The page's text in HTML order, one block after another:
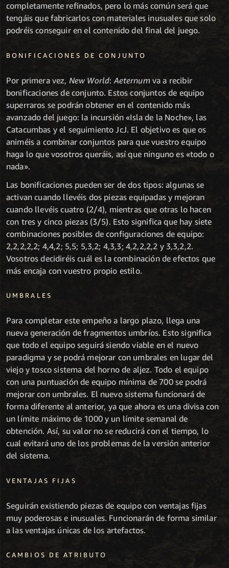
completamente refinados, pero lo más común será que
tengáis que fabricarlos con materiales inusuales que solo
podréis conseguir en el contenido del final del juego.
BONIFICACIONES DE CONJUNTO
Por primera vez, New World: Aeternumva a recibir
bonificaciones de conjunto. Estos conjuntos de equipo
superraros se podrán obtener en el contenido más
avanzado del juego: la incursión «Isla de la Noche», las
Catacumbas y el seguimiento JcJ. El objetivo es que os
animéis a combinar conjuntos para que vuestro equipo
haga lo que vosotros queráis, así que ninguno es «todo o
nada».
Las bonificaciones pueden ser de dos tipos: algunas se
activan cuando llevéis dos piezas equipadas y mejoran
cuando llevéis cuatro (2/4), mientras que otras lo hacen
con tres y cinco piezas (3/5). Esto significa que hay siete
combinaciones posibles de configuraciones de equipo:
2,2,2,2,2; 4,4,2; 5,5; 5,3,2; 4,3,3; 4,2,2,2,2 y 3,3,2,2.
Vosotros decidiréis cuál es la combinación de efectos que
más encaja con vuestro propio estilo.
UMBRALES
Para completar este empeño a largo plazo, llega una
nueva generación de fragmentos umbríos. Esto significa
que todo el equipo seguirá siendo viable en el nuevo
paradigma y se podrá mejorar con umbrales en lugar del
viejo y tosco sistema del horno de aljez. Todo el equipo
con una puntuación de equipo mínima de 700 se podrá
mejorar con umbrales. El nuevo sistema funcionará de
forma diferente al anterior, ya que ahora es una divisa con
un límite máximo de 1000 y un límite semanal de
obtención. Así, su valor no se reducirá con el tiempo, lo
cual evitará uno de los problemas de la versión anterior
del sistema.
VENTAJAS FIJAS
Seguirán existiendo piezas de equipo con ventajas fijas
muy poderosas e inusuales. Funcionarán de forma similar
a las ventajas únicas de los artefactos.
CAMBIOS DE ATRIBUTO